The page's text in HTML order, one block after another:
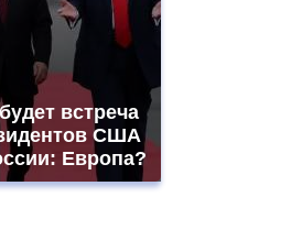
встреча
США
Европа?